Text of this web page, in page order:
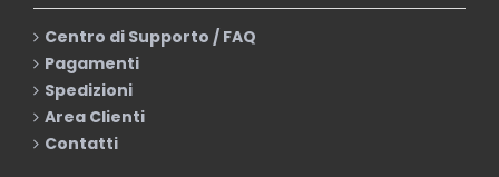
Centro di Supporto / FAQ
Pagamenti
Spedizioni
Area Clienti
Contatti